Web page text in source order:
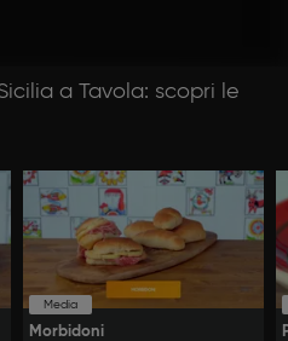
a Tavola: scopri le
Media
Morbidoni